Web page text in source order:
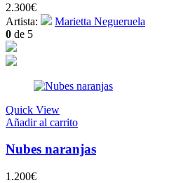
2.300€
Artista:
Marietta Negueruela
0 de 5
Quick View
Añadir al carrito
Nubes naranjas
1.200€